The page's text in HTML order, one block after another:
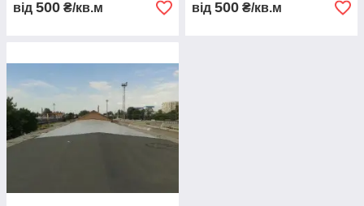
Потрібна каркасно-
тентова конструкція
під ваш об'єкт?
експлуатації та бюджет.
від 500 ₴/кв.м від 500 ₴/кв.м